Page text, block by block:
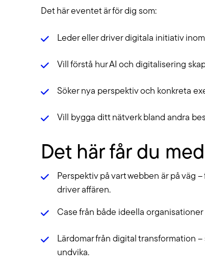
Det här eventet är för dig som:
Leder eller driver digitala initiativ
Vill förstå hur AI och digitalisering
Söker nya perspektiv och konkreta
Vill bygga ditt nätverk bland andra
Det här får du
Perspektiv på vart webben är på väg
driver affären.
Case från både ideella
Lärdomar från digital transformation
undvika.